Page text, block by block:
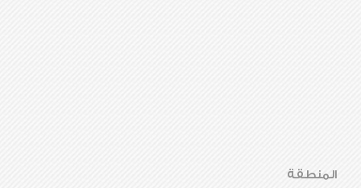
المنطقة